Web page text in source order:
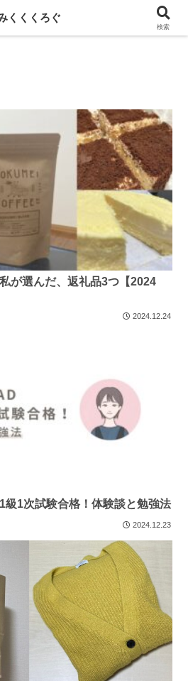
noteに投稿しています！
が選んだ、返礼品3つ【2024
2024.12.24
級1次試験合格！体験談と勉強法
2024.12.23
くくくろぐ
検索